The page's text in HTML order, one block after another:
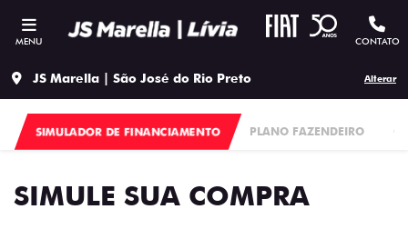
MENU CONTATO
JS Marella | São José do Rio Preto Alterar
SIMULADOR DE FINANCIAMENTO PLANO FAZENDEIRO
SIMULE SUA COMPRA